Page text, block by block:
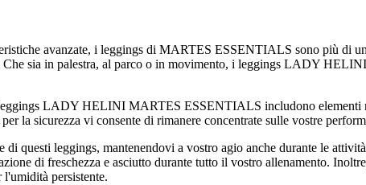
avanzate, i leggings di MARTES ESSENTIALS sono più di
sia in palestra, al parco o in movimento, i leggings LADY
LADY HELINI MARTES ESSENTIALS includono
la sicurezza vi consente di rimanere concentrate sulle vostre
di questi leggings, mantenendovi a vostro agio anche durante le
di freschezza e asciutto durante tutto il vostro allenamento.
l'umidità persistente.